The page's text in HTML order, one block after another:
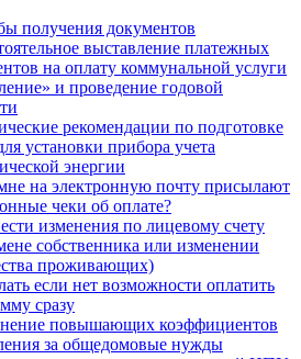
получения документов
выставление платежных
на оплату коммунальной услуги
и проведение годовой
рекомендации по подготовке
установки прибора учета
энергии
на электронную почту присылают
чеки об оплате?
изменения по лицевому счету
собственника или изменении
проживающих)
если нет возможности оплатить
сразу
повышающих коэффициентов
за общедомовые нужды